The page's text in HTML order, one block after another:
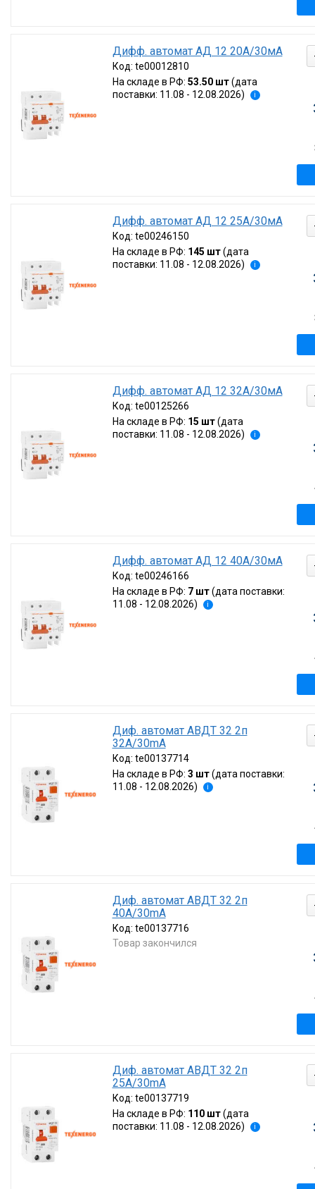
Дифф. автомат АД 12 20А/30мА
Код: te00012810
На складе в РФ: 53.50 шт (дата
поставки: 11.08 - 12.08.2026)
i
Дифф. автомат АД 12 25А/30мА
Код: te00246150
На складе в РФ: 145 шт (дата
поставки: 11.08 - 12.08.2026)
i
Дифф. автомат АД 12 32А/30мА
Код: te00125266
На складе в РФ: 15 шт (дата
поставки: 11.08 - 12.08.2026)
i
Дифф. автомат АД 12 40А/30мА
Код: te00246166
На складе в РФ: 7 шт (дата поставки:
11.08 - 12.08.2026)
i
Диф. автомат АВДТ 32 2п
32А/30mA
Код: te00137714
На складе в РФ: 3 шт (дата поставки:
11.08 - 12.08.2026)
i
Диф. автомат АВДТ 32 2п
40А/30mA
Код: te00137716
Товар закончился
Диф. автомат АВДТ 32 2п
25А/30mA
Код: te00137719
На складе в РФ: 110 шт (дата
поставки: 11.08 - 12.08.2026)
i